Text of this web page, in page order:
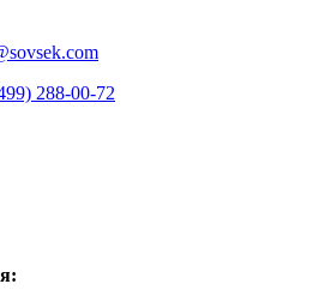
288-00-72